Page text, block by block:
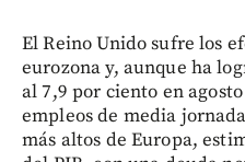
El Reino Unido sufre los
eurozona y, aunque ha
al 7,9 por ciento en
empleos de media
más altos de Europa,